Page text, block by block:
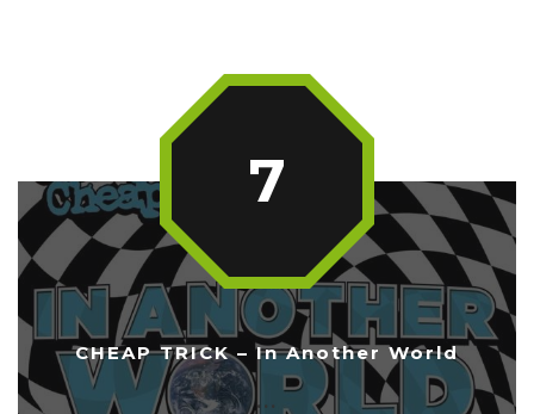
CHEAP TRICK – In Another World
7
...